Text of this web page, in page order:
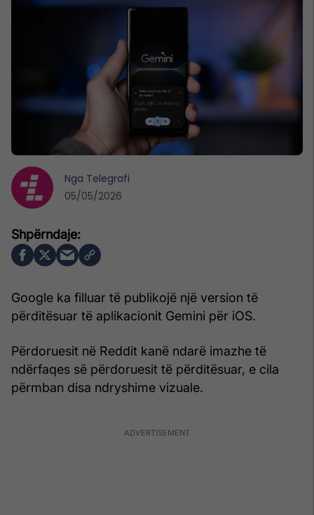
Google ka filluar të publikojë një version të
përditësuar të aplikacionit Gemini për iOS.
Përdoruesit në Reddit kanë ndarë imazhe të
ndërfaqes së përdoruesit të përditësuar, e cila
përmban disa ndryshime vizuale.
Nga Telegrafi
05/05/2026